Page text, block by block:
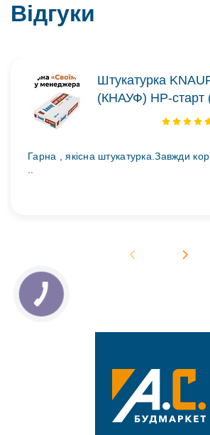
Відгуки
Штукатурка
(КНАУФ) НР-старт
Гарна , якісна штукатурка.Завжди
..